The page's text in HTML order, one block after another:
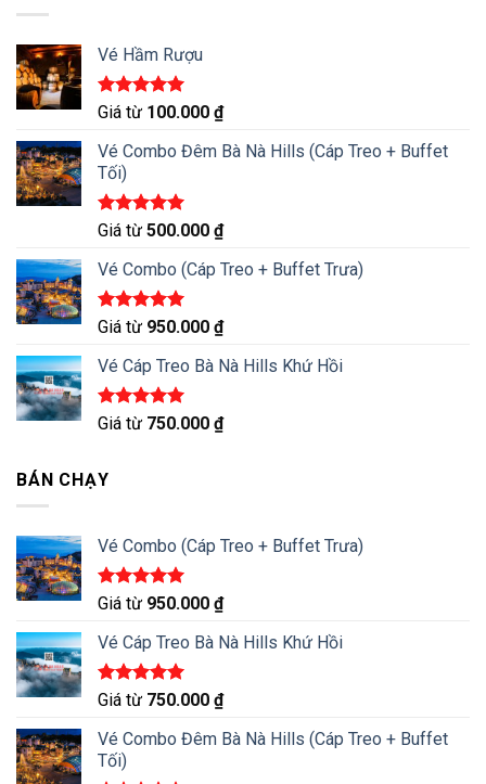
Vé Hầm Rượu
Được xếp
5 sao
Giá từ 100.000 ₫
Vé Combo Đêm Bà Nà Hills (Cáp Treo + Buffet
Tối)
Được xếp
5 sao
Giá từ 500.000 ₫
Vé Combo (Cáp Treo + Buffet Trưa)
Được xếp
5 sao
Giá từ 950.000 ₫
Vé Cáp Treo Bà Nà Hills Khứ Hồi
Được xếp
Giá từ 750.000 ₫
BÁN CHẠY
Vé Combo (Cáp Treo + Buffet Trưa)
Được xếp
5 sao
Giá từ 950.000 ₫
Vé Cáp Treo Bà Nà Hills Khứ Hồi
Được xếp
5 sao
Giá từ 750.000 ₫
Vé Combo Đêm Bà Nà Hills (Cáp Treo + Buffet
Tối)